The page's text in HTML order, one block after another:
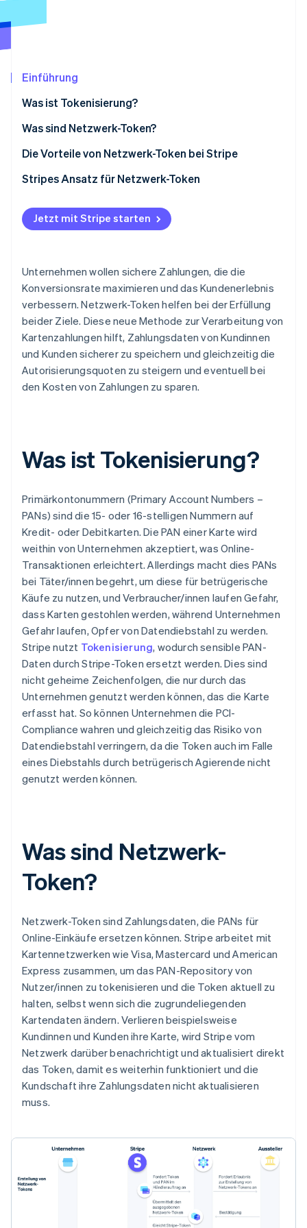
Atlas
CO₂-Entnahme
Online-Identitätsprüfung
Stripe-Sessions 2026
Jetzt ansehen
Einführung
Was ist Tokenisierung?
Was sind Netzwerk-Token?
Die Vorteile von Netzwerk-Token bei Stripe
Integrierte Tokenverwaltung
Gestiegene Autorisierungsraten
Geringere Kosten
Stripes Ansatz für Netzwerk-Token
Jetzt mit Stripe starten
Unternehmen wollen sichere Zahlungen, die die
Konversionsrate maximieren und das Kundenerlebnis
verbessern. Netzwerk-Token helfen bei der Erfüllung
beider Ziele. Diese neue Methode zur Verarbeitung von
Kartenzahlungen hilft, Zahlungsdaten von Kundinnen
und Kunden sicherer zu speichern und gleichzeitig die
Autorisierungsquoten zu steigern und eventuell bei
den Kosten von Zahlungen zu sparen.
Was ist Tokenisierung?
Primärkontonummern (Primary Account Numbers –
PANs) sind die 15- oder 16-stelligen Nummern auf
Kredit- oder Debitkarten. Die PAN einer Karte wird
weithin von Unternehmen akzeptiert, was Online-
Transaktionen erleichtert. Allerdings macht dies PANs
bei Täter/innen begehrt, um diese für betrügerische
Käufe zu nutzen, und Verbraucher/innen laufen Gefahr,
dass Karten gestohlen werden, während Unternehmen
Gefahr laufen, Opfer von Datendiebstahl zu werden.
Stripe nutzt Tokenisierung, wodurch sensible PAN-
Daten durch Stripe-Token ersetzt werden. Dies sind
nicht geheime Zeichenfolgen, die nur durch das
Unternehmen genutzt werden können, das die Karte
erfasst hat. So können Unternehmen die PCI-
Compliance wahren und gleichzeitig das Risiko von
Datendiebstahl verringern, da die Token auch im Falle
eines Diebstahls durch betrügerisch Agierende nicht
genutzt werden können.
Was sind Netzwerk-
Token?
Netzwerk-Token sind Zahlungsdaten, die PANs für
Online-Einkäufe ersetzen können. Stripe arbeitet mit
Kartennetzwerken wie Visa, Mastercard und American
Express zusammen, um das PAN-Repository von
Nutzer/innen zu tokenisieren und die Token aktuell zu
halten, selbst wenn sich die zugrundeliegenden
Kartendaten ändern. Verlieren beispielsweise
Kundinnen und Kunden ihre Karte, wird Stripe vom
Netzwerk darüber benachrichtigt und aktualisiert direkt
das Token, damit es weiterhin funktioniert und die
Kundschaft ihre Zahlungsdaten nicht aktualisieren
muss.